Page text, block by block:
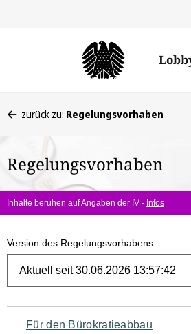
befinden
hier:
zurück zu: Regelungsvorhaben
Regelungsvorhaben
Inhalte beruhen auf Angaben der IV - Infos
Version des Regelungsvorhabens
Navigation
Für den Bürokratieabbau